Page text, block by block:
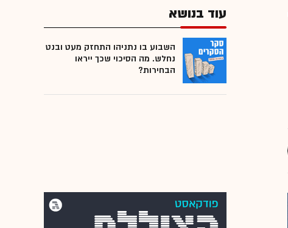
עוד בנושא
השבוע בו נתניהו התחזק מעט ובנט
נחלש. מה הסיכוי שכך ייראו
הבחירות?